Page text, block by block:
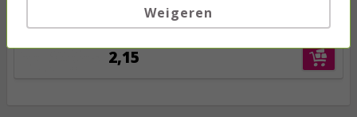
meter (100% koper, LSZH, Groen)
2,15
Weigeren